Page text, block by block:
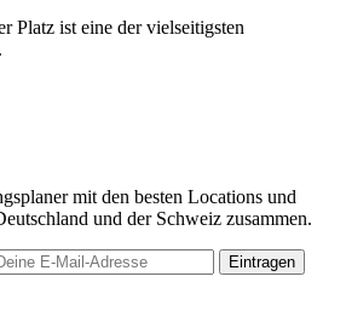
Platz ist eine der vielseitigsten
mit den besten Locations und
und der Schweiz zusammen.
Eintragen